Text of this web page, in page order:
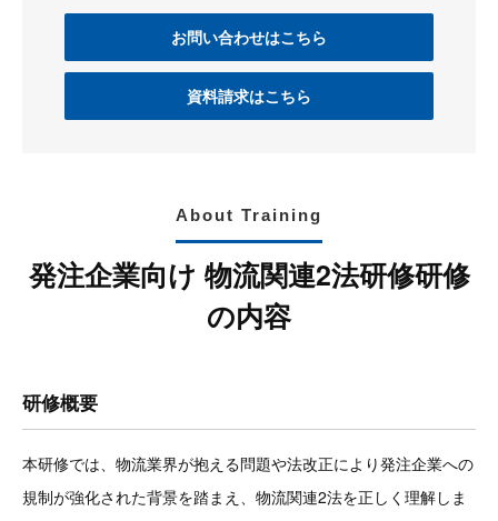
お問い合わせはこちら
資料請求はこちら
About Training
発注企業向け 物流関連2法研修研修
の内容
研修概要
本研修では、物流業界が抱える問題や法改正により発注企業への
規制が強化された背景を踏まえ、物流関連2法を正しく理解しま